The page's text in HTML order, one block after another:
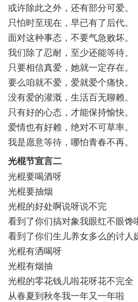
或许除此之外，还有部分可爱。
只怕时至现在，早已有了后代。
面对这种事态，不要气急败坏。
我们除了忍耐，至少还能等待。
只要相信真爱，她就一定存在。
要么咱就不爱，爱就爱个痛快。
没有爱的灌溉，生活百无聊赖。
只有好的心态，才能保持愉快。
爱情也有好赖，绝对不可草率。
我是愿意等待，哪怕青春不再。
光棍节宣言二
光棍要喝酒呀
光棍要抽烟
光棍的好处啊说呀说不完
看到了你们搞对象我眼红不眼馋
看到了你们生儿养女多么的讨人
光棍有洒喝呀
光棍有烟抽
光棍的零花钱儿啦花呀花不完全
从春夏到秋冬我一年又一年啦